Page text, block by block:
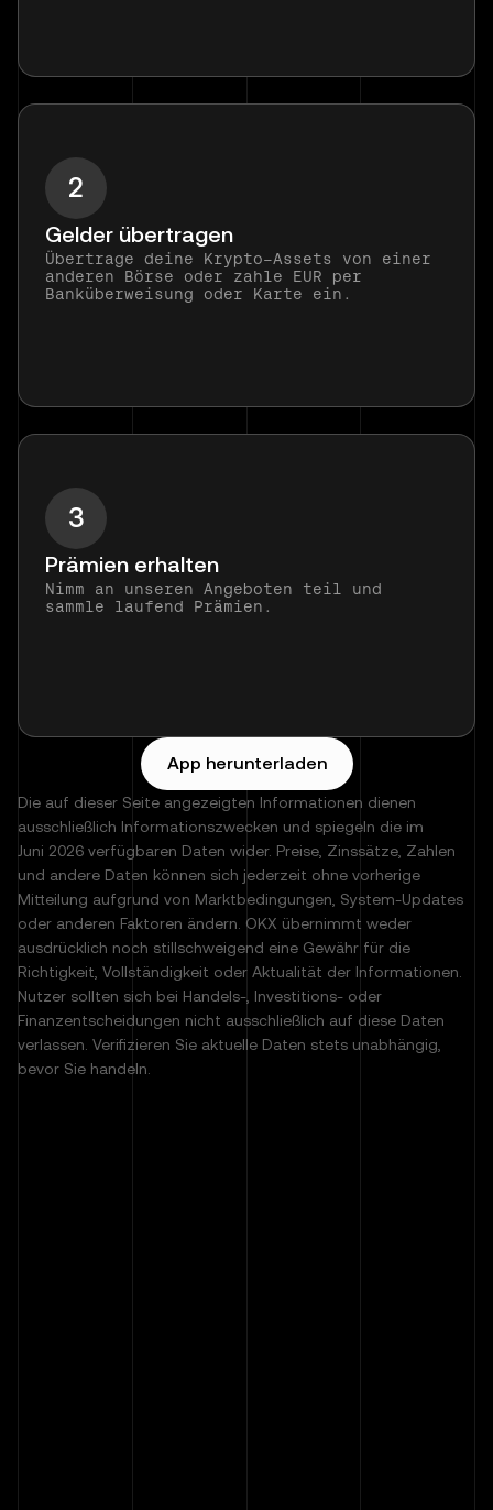
2
Gelder übertragen
Übertrage deine Krypto-Assets von einer
anderen Börse oder zahle EUR per
Banküberweisung oder Karte ein.
3
Prämien erhalten
Nimm an unseren Angeboten teil und
sammle laufend Prämien.
App herunterladen
Die auf dieser Seite angezeigten Informationen dienen
ausschließlich Informationszwecken und spiegeln die im
Juni 2026 verfügbaren Daten wider. Preise, Zinssätze, Zahlen
und andere Daten können sich jederzeit ohne vorherige
Mitteilung aufgrund von Marktbedingungen, System-Updates
oder anderen Faktoren ändern. OKX übernimmt weder
ausdrücklich noch stillschweigend eine Gewähr für die
Richtigkeit, Vollständigkeit oder Aktualität der Informationen.
Nutzer sollten sich bei Handels-, Investitions- oder
Finanzentscheidungen nicht ausschließlich auf diese Daten
verlassen. Verifizieren Sie aktuelle Daten stets unabhängig,
bevor Sie handeln.